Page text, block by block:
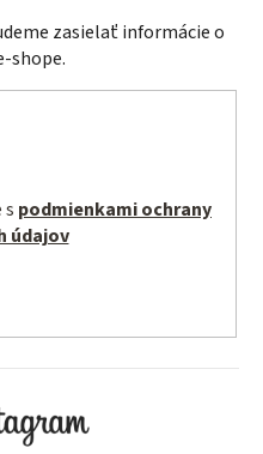
zasielať informácie o
shope.
podmienkami ochrany
údajov